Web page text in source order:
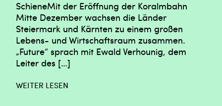
SchieneMit der Eröffnung der Koralmbahn
Mitte Dezember wachsen die Länder
Steiermark und Kärnten zu einem großen
Lebens- und Wirtschaftsraum zusammen.
„Future“ sprach mit Ewald Verhounig, dem
Leiter des […]
WEITER LESEN